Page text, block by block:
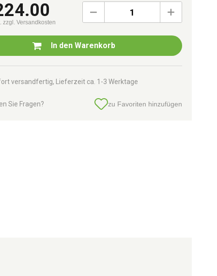
zzgl. Versandkosten
1
In den Warenkorb
versandfertig, Lieferzeit ca. 1-3 Werktage
Sie Fragen? zu Favoriten hinzufügen